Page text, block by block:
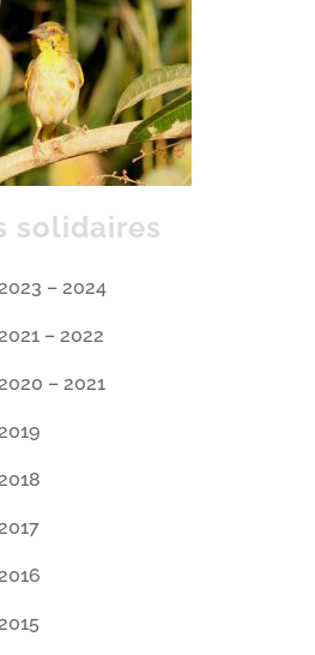
solidaires
– 2024
– 2022
– 2021